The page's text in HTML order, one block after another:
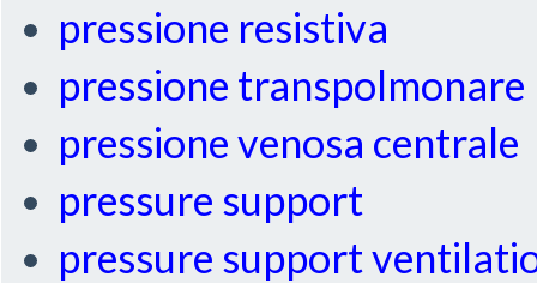
pressione resistiva
pressione transpolmonare
pressione venosa centrale
pressure support
pressure support